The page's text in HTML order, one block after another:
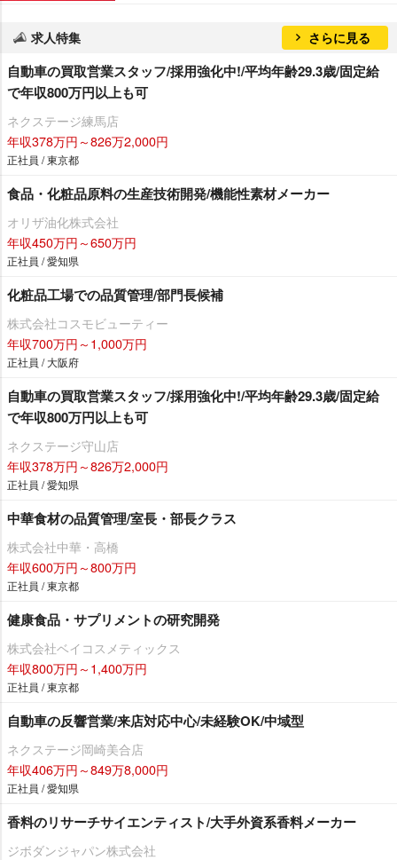
求人特集 さらに見る
自動車の買取営業スタッフ/採用強化中!/平均年齢29.3歳/固定給
で年収800万円以上も可
ネクステージ練馬店
年収378万円～826万2,000円
正社員 / 東京都
食品・化粧品原料の生産技術開発/機能性素材メーカー
オリザ油化株式会社
年収450万円～650万円
正社員 / 愛知県
化粧品工場での品質管理/部門長候補
株式会社コスモビューティー
年収700万円～1,000万円
正社員 / 大阪府
自動車の買取営業スタッフ/採用強化中!/平均年齢29.3歳/固定給
で年収800万円以上も可
ネクステージ守山店
年収378万円～826万2,000円
正社員 / 愛知県
中華食材の品質管理/室長・部長クラス
株式会社中華・高橋
年収600万円～800万円
正社員 / 東京都
健康食品・サプリメントの研究開発
株式会社ベイコスメティックス
年収800万円～1,400万円
正社員 / 東京都
自動車の反響営業/来店対応中心/未経験OK/中域型
ネクステージ岡崎美合店
年収406万円～849万8,000円
正社員 / 愛知県
香料のリサーチサイエンティスト/大手外資系香料メーカー
ジボダンジャパン株式会社